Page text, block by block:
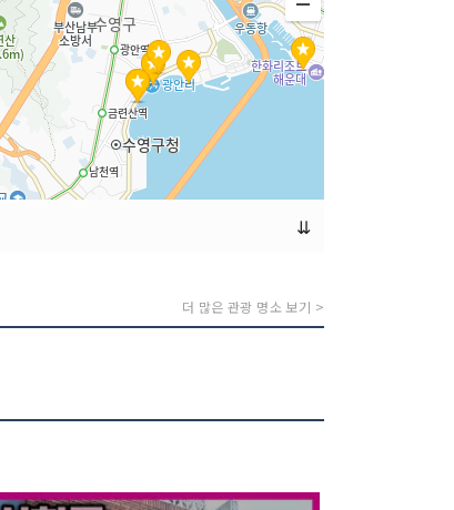
⇊
더 많은 관광 명소 보기 >